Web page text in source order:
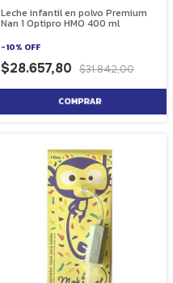
Leche infantil en polvo Premium
Nan 1 Optipro HMO 400 ml
-10% OFF
$28.657,80 $31.842,00